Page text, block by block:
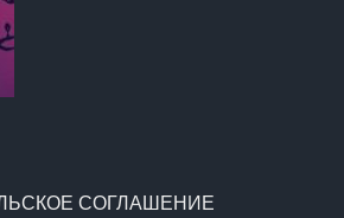
СОГЛАШЕНИЕ